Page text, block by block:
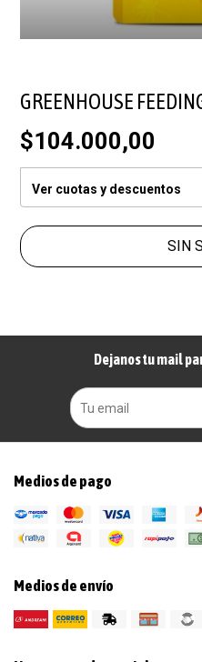
GREENHOUSE
$104.000,00
Ver cuotas y descuentos
SIN
Dejanos tu mail
Medios de pago
Medios de envío